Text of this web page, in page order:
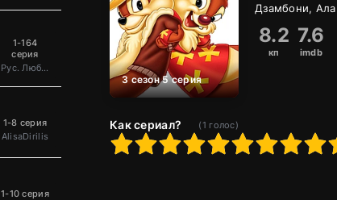
1-164
серия
Рус. Люб. многоголосый
1-8 серия
AlisaDirilis
1-10 серия
3 сезон 5 серия
Как сериал? (1 голос)
1 5 6 7 8 9 10
Дзамбони,
8.2
кп
7.6
imdb